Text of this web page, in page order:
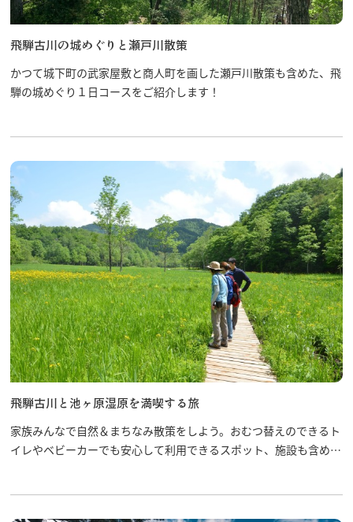
飛騨古川の城めぐりと瀬戸川散策
かつて城下町の武家屋敷と商人町を画した瀬戸川散策も含めた、飛
騨の城めぐり１日コースをご紹介します！
飛騨古川と池ヶ原湿原を満喫する旅
家族みんなで自然＆まちなみ散策をしよう。おむつ替えのできるト
イレやベビーカーでも安心して利用できるスポット、施設も含めて